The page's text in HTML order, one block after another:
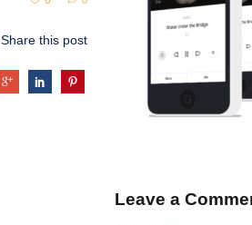
Share this post
Leave a